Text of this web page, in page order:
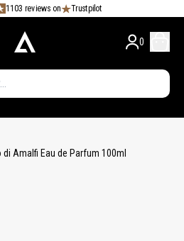
1103 reviews on Trustpilot
0
di Amalfi Eau de Parfum 100ml